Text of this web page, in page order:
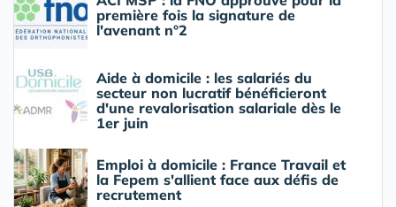
première fois la signature de
l'avenant n°2
Aide à domicile : les salariés du
secteur non lucratif bénéficieront
d'une revalorisation salariale dès le
1er juin
Emploi à domicile : France Travail et
la Fepem s'allient face aux défis de
recrutement